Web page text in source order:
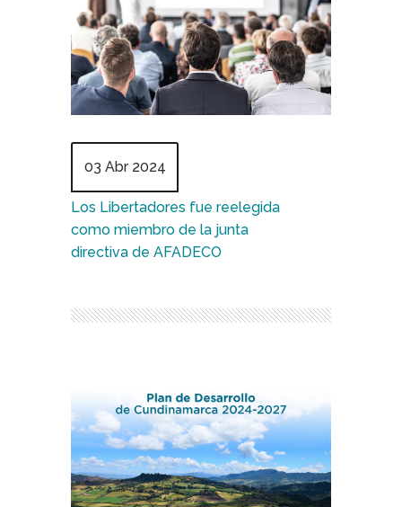
03 Abr 2024
Los Libertadores fue reelegida
como miembro de la junta
directiva de AFADECO